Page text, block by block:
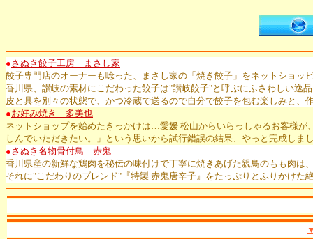
●さぬき餃子工房 まさし家
餃子専門店のオーナーも唸った、まさし家の「焼き餃子」をネットショッ
香川県、讃岐の素材にこだわった餃子は"讃岐餃子"と呼ぶにふさわしい逸
皮と具を別々の状態で、かつ冷蔵で送るので自分で餃子を包む楽しみと
●お好み焼き 多美也
ネットショップを始めたきっかけは…愛媛 松山からいらっしゃるお客様
しんでいただきたい。」という思いから試行錯誤の結果、やっと完成しま
●さぬき名物骨付鳥 赤鬼
香川県産の新鮮な鶏肉を秘伝の味付けで丁寧に焼きあげた親鳥のもも肉
それに"こだわりのブレンド"『特製 赤鬼唐辛子』をたっぷりとふりかけた